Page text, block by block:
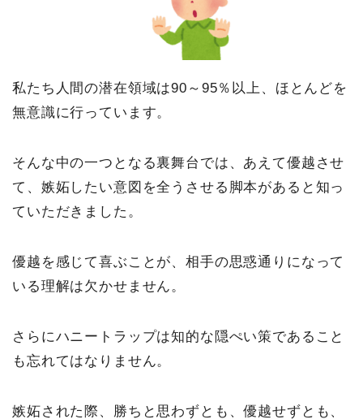
私たち人間の潜在領域は90～95％以上、ほとんどを
無意識に行っています。
そんな中の一つとなる裏舞台では、あえて優越させ
て、嫉妬したい意図を全うさせる脚本があると知っ
ていただきました。
優越を感じて喜ぶことが、相手の思惑通りになって
いる理解は欠かせません。
さらにハニートラップは知的な隠ぺい策であること
も忘れてはなりません。
嫉妬された際、勝ちと思わずとも、優越せずとも、